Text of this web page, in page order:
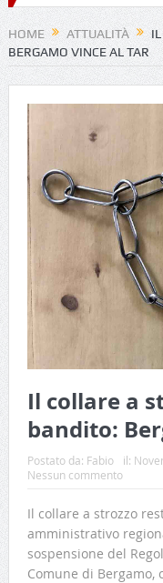
HOME ATTUALITÀ
BERGAMO VINCE AL TAR
Il collare a
bandito:
Postato da: Fabio il:
Nessun commento
Il collare a strozzo
amministrativo
sospensione del
Comune di